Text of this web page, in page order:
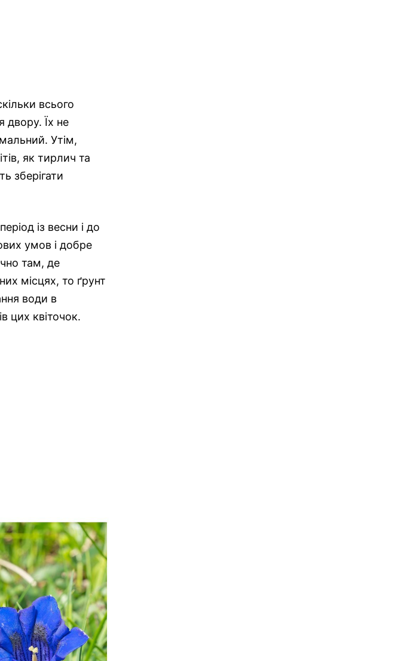
всього
двору. Їх не
Утім,
як тирлич та
зберігати
із весни і до
умов і добре
там, де
місцях, то ґрунт
води в
цих квіточок.